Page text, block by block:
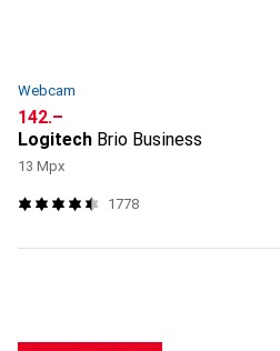
Webcam
CHF
142.–
Logitech Brio Business
13 Mpx
1778